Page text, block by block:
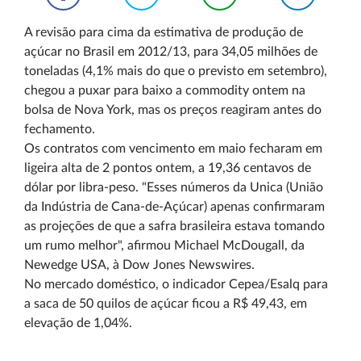
A revisão para cima da estimativa de produção de
açúcar no Brasil em 2012/13, para 34,05 milhões de
toneladas (4,1% mais do que o previsto em setembro),
chegou a puxar para baixo a commodity ontem na
bolsa de Nova York, mas os preços reagiram antes do
fechamento.
Os contratos com vencimento em maio fecharam em
ligeira alta de 2 pontos ontem, a 19,36 centavos de
dólar por libra-peso. "Esses números da Unica (União
da Indústria de Cana-de-Açúcar) apenas confirmaram
as projeções de que a safra brasileira estava tomando
um rumo melhor", afirmou Michael McDougall, da
Newedge USA, à Dow Jones Newswires.
No mercado doméstico, o indicador Cepea/Esalq para
a saca de 50 quilos de açúcar ficou a R$ 49,43, em
elevação de 1,04%.